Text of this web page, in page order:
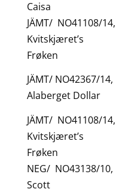
Caisa
JÄMT/ NO41108/14,
Kvitskjæret’s
Frøken
JÄMT/ NO42367/14,
Alaberget Dollar
JÄMT/ NO41108/14,
Kvitskjæret’s
Frøken
NEG/ NO43138/10,
Scott